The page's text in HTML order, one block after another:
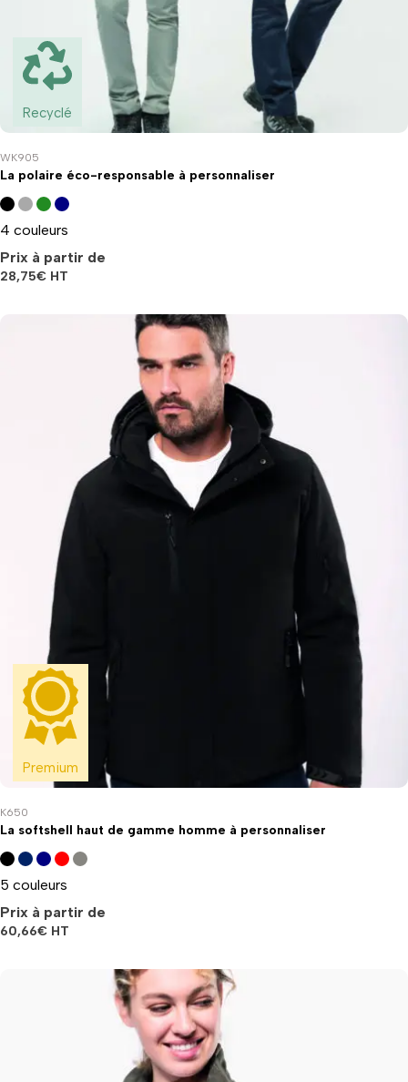
Recyclé
WK905
La polaire éco-responsable à personnaliser
4 couleurs
Prix à partir de
28,75€ HT
Premium
K650
La softshell haut de gamme homme à personnaliser
5 couleurs
Prix à partir de
60,66€ HT